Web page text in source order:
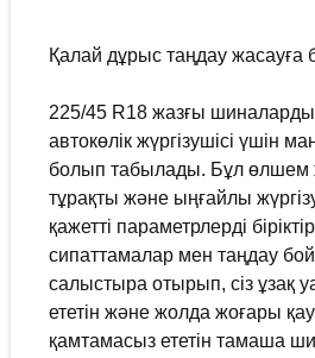
Қалай дұрыс таңдау жасауға
225/45 R18 жазғы шиналарды
автокөлік жүргізушісі үшін
болып табылады. Бұл өлшем
тұрақты және ыңғайлы
қажетті параметрлерді
сипаттамалар мен таңдау
салыстыра отырып, сіз ұзақ
ететін және жолда жоғары
қамтамасыз ететін тамаша